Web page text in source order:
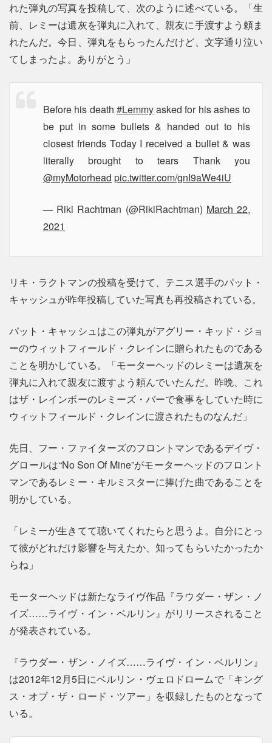
れた弾丸の写真を投稿して、次のように述べている。「生
前、レミーは遺灰を弾丸に入れて、親友に手渡すよう頼ま
れたんだ。今日、弾丸をもらったんだけど、文字通り泣い
てしまったよ。ありがとう」
Before his death #Lemmyasked for his ashes to
be put in some bullets & handed out to his
closest friends Today I received a bullet & was
literally brought to tears Thank you
@myMotorhead pic.twitter.com/gnI9aWe4iU
— Riki Rachtman (@RikiRachtman) March 22,
2021
リキ・ラクトマンの投稿を受けて、テニス選手のパット・
キャッシュが昨年投稿していた写真も再投稿されている。
パット・キャッシュはこの弾丸がアグリー・キッド・ジョ
ーのウィットフィールド・クレインに贈られたものである
ことを明かしている。「モーターヘッドのレミーは遺灰を
弾丸に入れて親友に渡すよう頼んでいたんだ。昨晩、これ
はザ・レインボーのレミーズ・バーで食事をしていた時に
ウィットフィールド・クレインに渡されたものなんだ」
先日、フー・ファイターズのフロントマンであるデイヴ・
グロールは“No Son Of Mine”がモーターヘッドのフロント
マンであるレミー・キルミスターに捧げた曲であることを
明かしている。
「レミーが生きてて聴いてくれたらと思うよ。自分にとっ
て彼がどれだけ影響を与えたか、知ってもらいたかったか
らね」
モーターヘッドは新たなライヴ作品『ラウダー・ザン・ノ
イズ……ライヴ・イン・ベルリン』がリリースされること
が発表されている。
『ラウダー・ザン・ノイズ……ライヴ・イン・ベルリン』
は2012年12月5日にベルリン・ヴェロドロームで「キング
ス・オブ・ザ・ロード・ツアー」を収録したものとなって
いる。